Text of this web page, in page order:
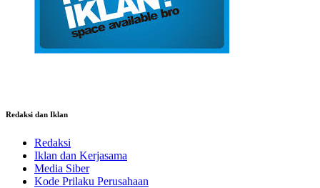
Redaksi dan Iklan
Redaksi
Iklan dan Kerjasama
Media Siber
Kode Prilaku Perusahaan